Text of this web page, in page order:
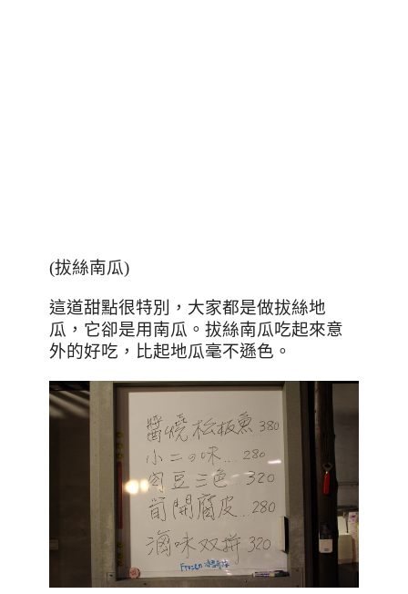
(拔絲南瓜)
這道甜點很特別，大家都是做拔絲地
瓜，它卻是用南瓜。拔絲南瓜吃起來意
外的好吃，比起地瓜毫不遜色。